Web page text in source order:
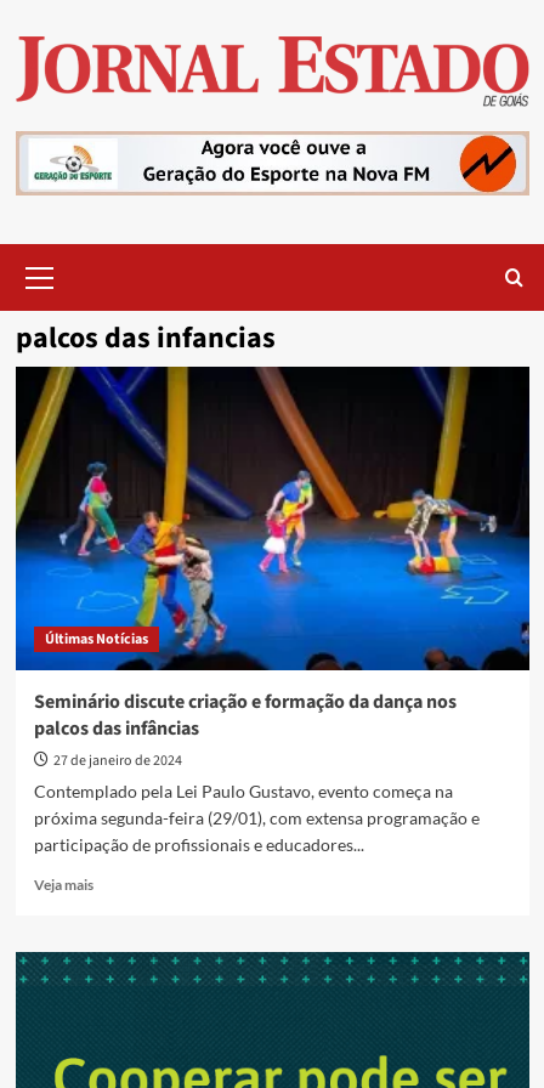
content
Menu
palcos das infancias
Últimas Notícias
Seminário discute criação e formação da dança nos
palcos das infâncias
27 de janeiro de 2024
Contemplado pela Lei Paulo Gustavo, evento começa na
próxima segunda-feira (29/01), com extensa programação e
participação de profissionais e educadores...
Veja maisRead
Seminário
discute
da